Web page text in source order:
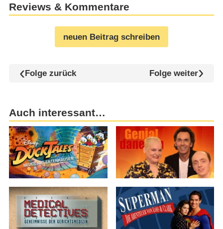
Reviews & Kommentare
neuen Beitrag schreiben
Folge zurück Folge weiter
Auch interessant…